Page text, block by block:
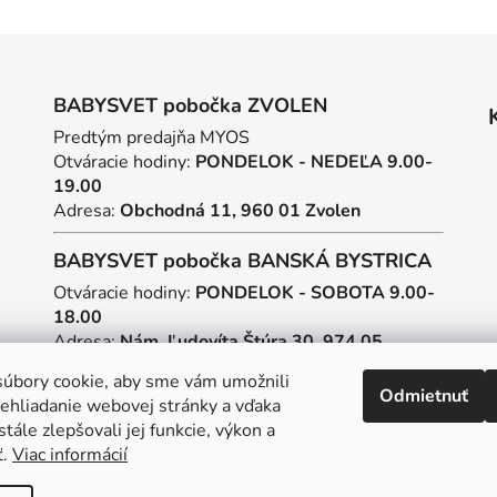
cookie, aby sme vám umožnili
webovej stránky a vďaka
zlepšovali jej funkcie, výkon a
Viac informácií
Odmietnuť
BABYSVET pobočka ZVOLEN
Predtým predajňa MYOS
Otváracie hodiny: PONDELOK - NEDEĽA 9.00-
19.00
Adresa: Obchodná 11, 960 01 Zvolen
BABYSVET pobočka BANSKÁ BYSTRICA
Otváracie hodiny: PONDELOK - SOBOTA 9.00-
18.00
Adresa:Nám. Ľudovíta Štúra 30, 974 05
Tvorba webstránokaSEO